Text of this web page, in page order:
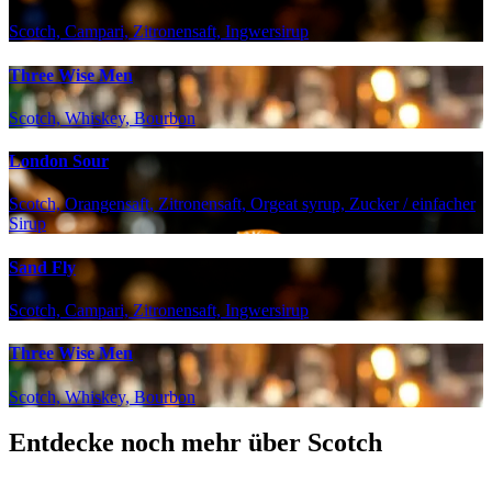
Scotch, Campari, Zitronensaft, Ingwersirup
Three Wise Men
Scotch, Whiskey, Bourbon
London Sour
Scotch, Orangensaft, Zitronensaft, Orgeat syrup, Zucker / einfacher
Sirup
Sand Fly
Scotch, Campari, Zitronensaft, Ingwersirup
Three Wise Men
Scotch, Whiskey, Bourbon
Entdecke noch mehr über Scotch